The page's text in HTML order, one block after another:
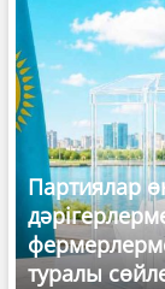
Партиялар
туралы